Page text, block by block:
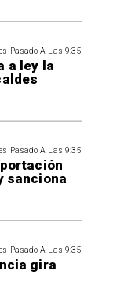
Pasado A Las 9:35
a ley la
Pasado A Las 9:35
sanciona
Pasado A Las 9:35
gira